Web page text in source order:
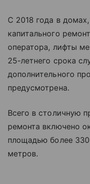
С 2018 года в
капитального
оператора, лифты
25-летнего срока
дополнительного
предусмотрена.
Всего в столичную
ремонта включено
площадью более
метров.